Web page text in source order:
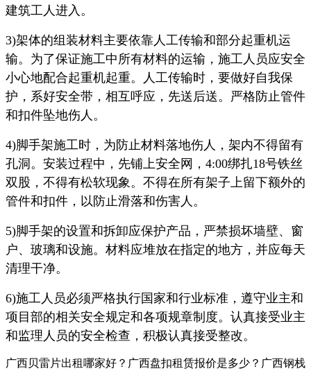
建筑工人进入。
3)架体的组装材料主要依靠人工传输和部分起重机运
输。为了保证施工中所有材料的运输，施工人员应安全
小心地配合起重机起重。人工传输时，要做好自我保
护，系好安全带，相互呼应，先送后送。严格防止管件
和扣件坠地伤人。
4)脚手架施工时，为防止材料落地伤人，架内不得留有
孔洞。安装过程中，先铺上安全网，4:00绑扎18号铁丝
双股，不得有松软现象。不得在所有架子上留下额外的
管件和扣件，以防止滑落和伤害人。
5)脚手架的设置和拆卸应保护产品，严禁损坏墙壁、窗
户、玻璃和设施。材料应堆放在指定的地方，并应每天
清理干净。
6)施工人员必须严格执行国家和行业标准，遵守业主和
项目部的相关安全规定和各项规章制度。认真接受业主
和监理人员的安全检查，积极认真接受整改。
广西贝雷片出租哪家好？广西盘扣租赁报价是多少？广西钢栈